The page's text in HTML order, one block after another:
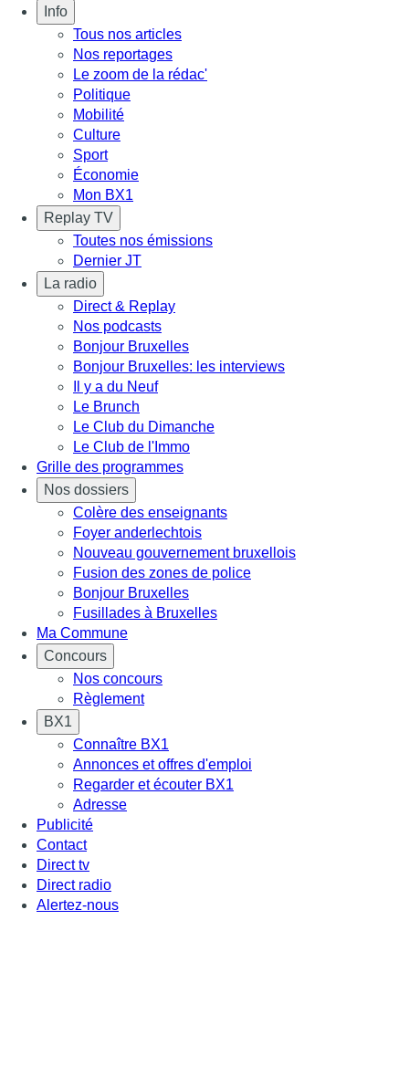
Info
Tous nos articles
Nos reportages
Le zoom de la rédac'
Politique
Mobilité
Culture
Sport
Économie
Mon BX1
Replay TV
Toutes nos émissions
Dernier JT
La radio
Direct & Replay
Nos podcasts
Bonjour Bruxelles
Bonjour Bruxelles: les interviews
Il y a du Neuf
Le Brunch
Le Club du Dimanche
Le Club de l'Immo
Grille des programmes
Nos dossiers
Colère des enseignants
Foyer anderlechtois
Nouveau gouvernement bruxellois
Fusion des zones de police
Bonjour Bruxelles
Fusillades à Bruxelles
Ma Commune
Concours
Nos concours
Règlement
BX1
Connaître BX1
Annonces et offres d'emploi
Regarder et écouter BX1
Adresse
Publicité
Contact
Direct tv
Direct radio
Alertez-nous